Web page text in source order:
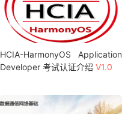
HCIA-HarmonyOS Application
Developer 考试认证介绍V1.0